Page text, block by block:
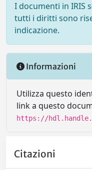
I documenti in IRIS
tutti i diritti sono
indicazione.
Informazioni
Utilizza questo
link a questo
https://
Citazioni